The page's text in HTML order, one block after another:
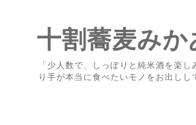
十割蕎麦み
「少人数で、しっぽりと純米酒を楽
り手が本当に食べたいモノをお出しし